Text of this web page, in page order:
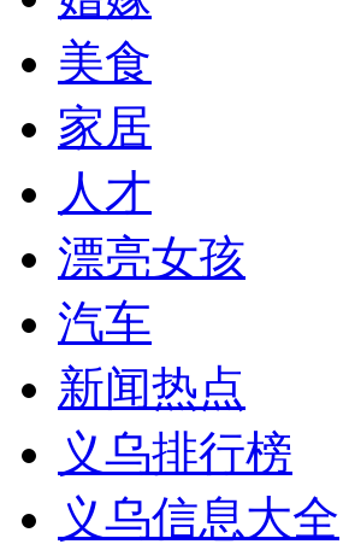
美食
家居
人才
漂亮女孩
汽车
新闻热点
义乌排行榜
义乌信息大全